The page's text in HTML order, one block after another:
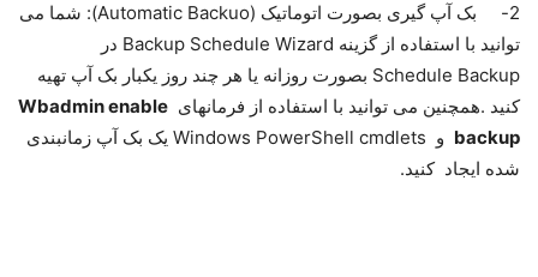
2- بک آپ گیری بصورت اتوماتیک (Automatic Backuo): شما می
توانید با استفاده از گزینه Backup Schedule Wizard در
Schedule Backup بصورت روزانه یا هر چند روز یکبار بک آپ تهیه
کنید .همچنین می توانید با استفاده از فرمانهای Wbadmin enable
backup
و Windows PowerShell cmdlets یک بک آپ زمانبندی
شده ایجاد کنید.